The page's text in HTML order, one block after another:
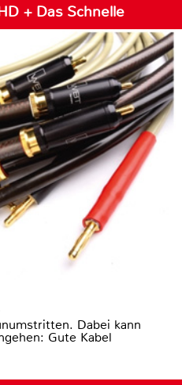
+ Das Schnelle
Dabei kann
Gute Kabel